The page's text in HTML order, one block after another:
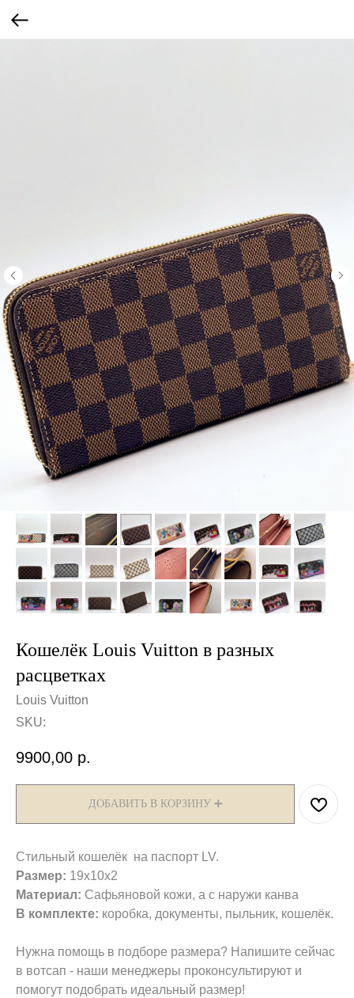
Кошелёк Louis Vuitton в разных
расцветках
Louis Vuitton
SKU:
9900,00 р.
ДОБАВИТЬ В КОРЗИНУ ➕
Стильный кошелёк на паспорт LV.
Размер: 19х10х2
Материал: Сафьяновой кожи, а с наружи канва
В комплекте: коробка, документы, пыльник, кошелёк.
Нужна помощь в подборе размера? Напишите сейчас
в вотсап - наши менеджеры проконсультируют и
помогут подобрать идеальный размер!